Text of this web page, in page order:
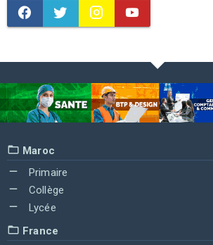
Maroc
Primaire
Collège
Lycée
France